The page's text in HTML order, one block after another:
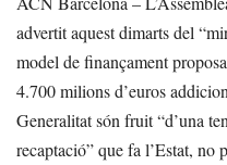
advertit aquest dimarts del
model de finançament
4.700 milions d’euros
Generalitat són fruit “d’una
recaptació” que fa l’Estat, no